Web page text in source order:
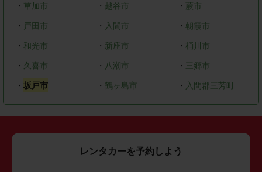
・ 草加市 ・ 越谷市 ・ 蕨市
・ 戸田市 ・ 入間市 ・ 朝霞市
・ 和光市 ・ 新座市 ・ 桶川市
・ 久喜市 ・ 八潮市 ・ 三郷市
・ 坂戸市 ・ 鶴ヶ島市 ・ 入間郡三芳町
レンタカーを予約しよう